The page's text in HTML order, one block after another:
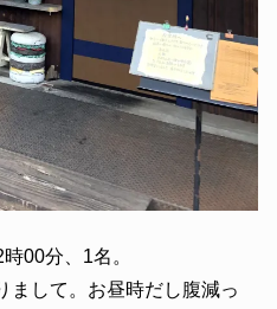
00分、1名。
まして。お昼時だし腹減っ